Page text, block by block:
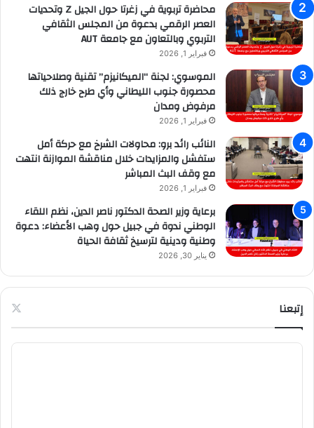
محاضرة تربوية في زغرتا حول الجيل Z وتحديات
العصر الرقمي بدعوة من المجلس الثقافي
التربوي وبالتعاون مع جامعة AUT
فبراير 1, 2026
الموسوي: لجنة “الميكانيزم” تقنية وصلاحياتها
محصورة جنوب الليطاني وأي طرح خارج ذلك
مرفوض ومدان
فبراير 1, 2026
النائب رائد برو: محاولات الشرخ مع حركة أمل
ستفشل والمزايدات خلال مناقشة الموازنة انتهت
مع وقف البث المباشر
فبراير 1, 2026
برعاية وزير الصحة الدكتور ناصر الدين، نظم اللقاء
الوطني ندوة في جبيل حول وهب الأعضاء: دعوة
وطنية ودينية لترسيخ ثقافة الحياة
يناير 30, 2026
إتبعنا